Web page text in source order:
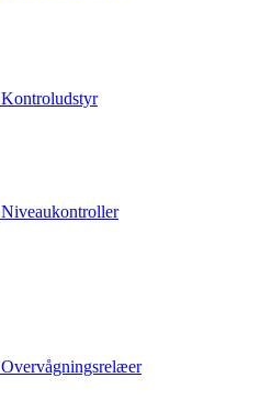
Kontroludstyr
Niveaukontroller
Overvågningsrelæer